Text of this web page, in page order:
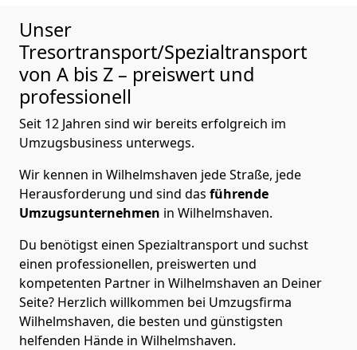
Unser
Tresortransport/Spezialtransport
von A bis Z – preiswert und
professionell
Seit 12 Jahren sind wir bereits erfolgreich im
Umzugsbusiness unterwegs.
Wir kennen in Wilhelmshaven jede Straße, jede
Herausforderung und sind das führende
Umzugsunternehmen in Wilhelmshaven.
Du benötigst einen Spezialtransport und suchst
einen professionellen, preiswerten und
kompetenten Partner in Wilhelmshaven an Deiner
Seite? Herzlich willkommen bei Umzugsfirma
Wilhelmshaven, die besten und günstigsten
helfenden Hände in Wilhelmshaven.